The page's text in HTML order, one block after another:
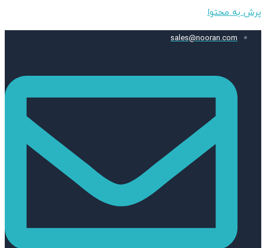
پرش به محتوا
sales@nooran.com